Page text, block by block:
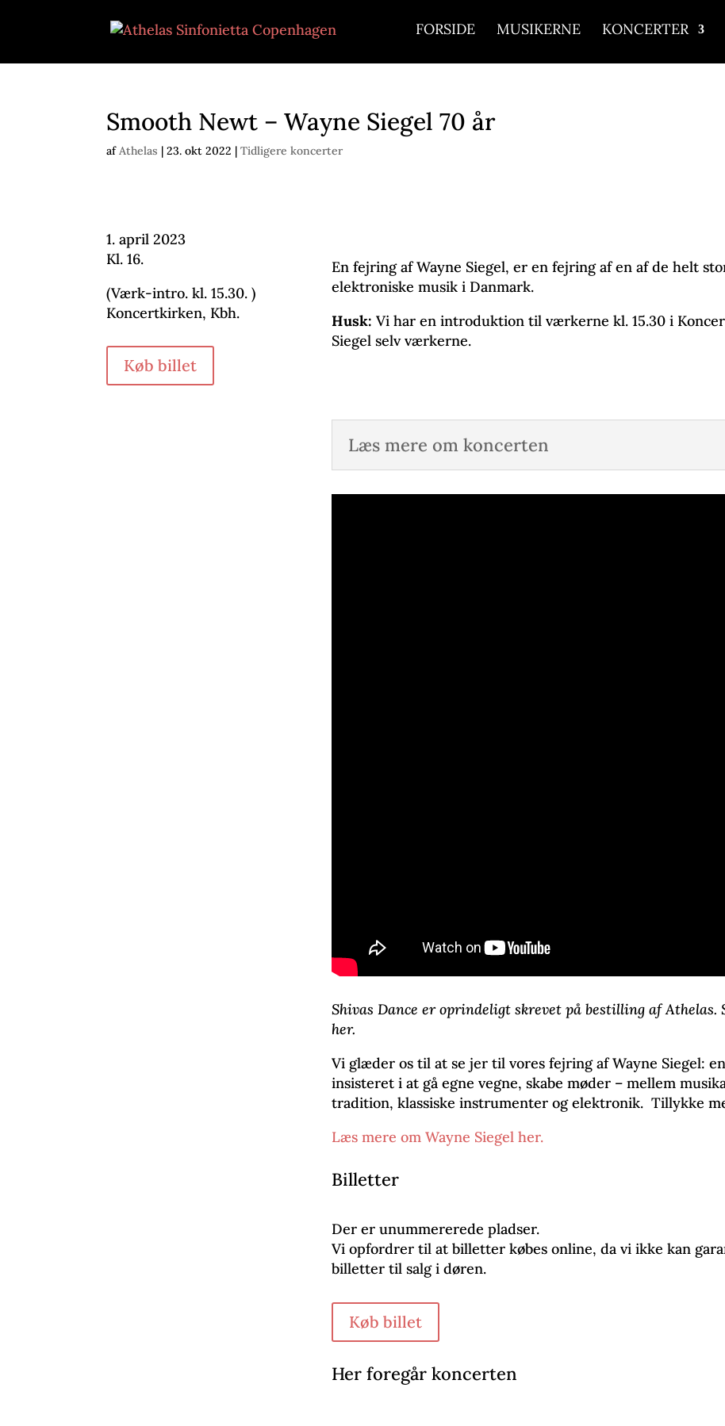
FORSIDE MUSIKERNE KONCERTER
Smooth Newt – Wayne Siegel 70 år
afAthelas |23. okt 2022 |Tidligere koncerter
1. april 2023
Kl. 16.
(Værk-intro. kl. 15.30. )
Koncertkirken, Kbh.
Køb billet
En fejring af Wayne Siegel, er en fejring af en af de helt
elektroniske musik i Danmark.
Husk: Vi har en introduktion til værkerne kl. 15.30 i
Siegel selv værkerne.
Læs mere om koncerten
Shivas Dance er oprindeligt skrevet på bestilling af
her.
Vi glæder os til at se jer til vores fejring af Wayne Siegel:
insisteret i at gå egne vegne, skabe møder – mellem
tradition, klassiske instrumenter og elektronik. Tillykke
Læs mere om Wayne Siegel her.
Billetter
Der er unummererede pladser.
Vi opfordrer til at billetter købes online, da vi ikke kan
billetter til salg i døren.
Køb billet
Her foregår koncerten